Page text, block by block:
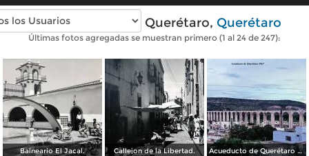
Fotos antiguas de Querétaro, Querétaro
Últimas fotos agregadas se muestran primero (1 al 24 de 247):
Balneario El Jacal. Callejon de la Libertad. Acueducto de Querétaro 1967